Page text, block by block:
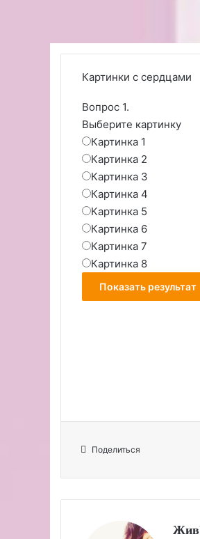
Картинки с сердцами
Вопрос 1.
Выберите картинку
Картинка 1
Картинка 2
Картинка 3
Картинка 4
Картинка 5
Картинка 6
Картинка 7
Картинка 8
Поделиться